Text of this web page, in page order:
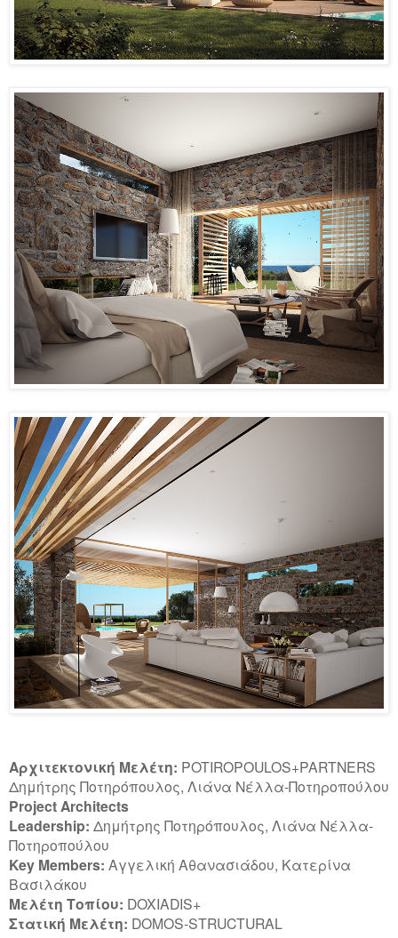
Αρχιτεκτονική Μελέτη: POTIROPOULOS+PARTNERS
Δημήτρης Ποτηρόπουλος, Λιάνα Νέλλα-Ποτηροπούλου
Project Architects
Leadership: Δημήτρης Ποτηρόπουλος, Λιάνα Νέλλα-
Ποτηροπούλου
Key Members: Αγγελική Αθανασιάδου, Κατερίνα
Βασιλάκου
Μελέτη Τοπίου: DOXIADIS+
Στατική Μελέτη: DOMOS-STRUCTURAL